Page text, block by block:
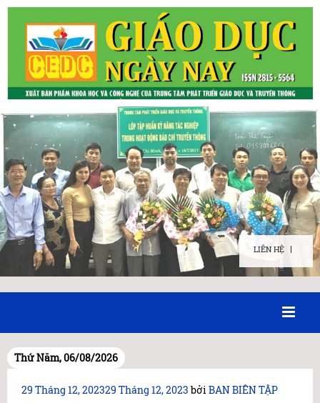
LIÊN HỆ
Thứ Năm, 06/08/2026
Đăng
29 Tháng 12, 202329 Tháng 12, 2023 bởiBAN BIÊN TẬP